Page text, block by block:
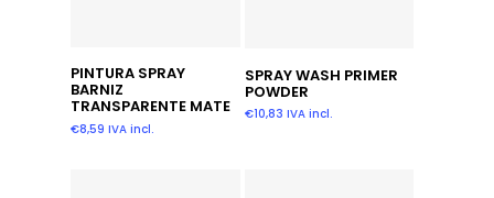
Añadir Al Carrito
PINTURA SPRAY
BARNIZ
TRANSPARENTE MATE
€8,59 IVA incl.
Añadir Al Carrito
SPRAY WASH PRIMER
POWDER
€10,83 IVA incl.